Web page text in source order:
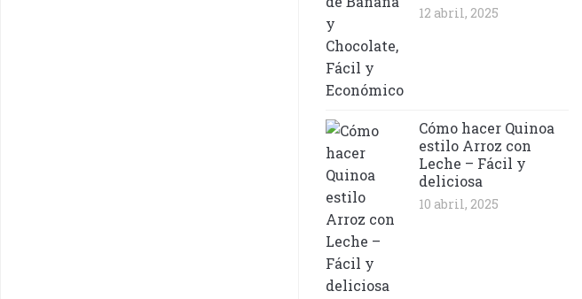
12 abril, 2025
Cómo hacer Quinoa
estilo Arroz con
Leche – Fácil y
deliciosa
10 abril, 2025